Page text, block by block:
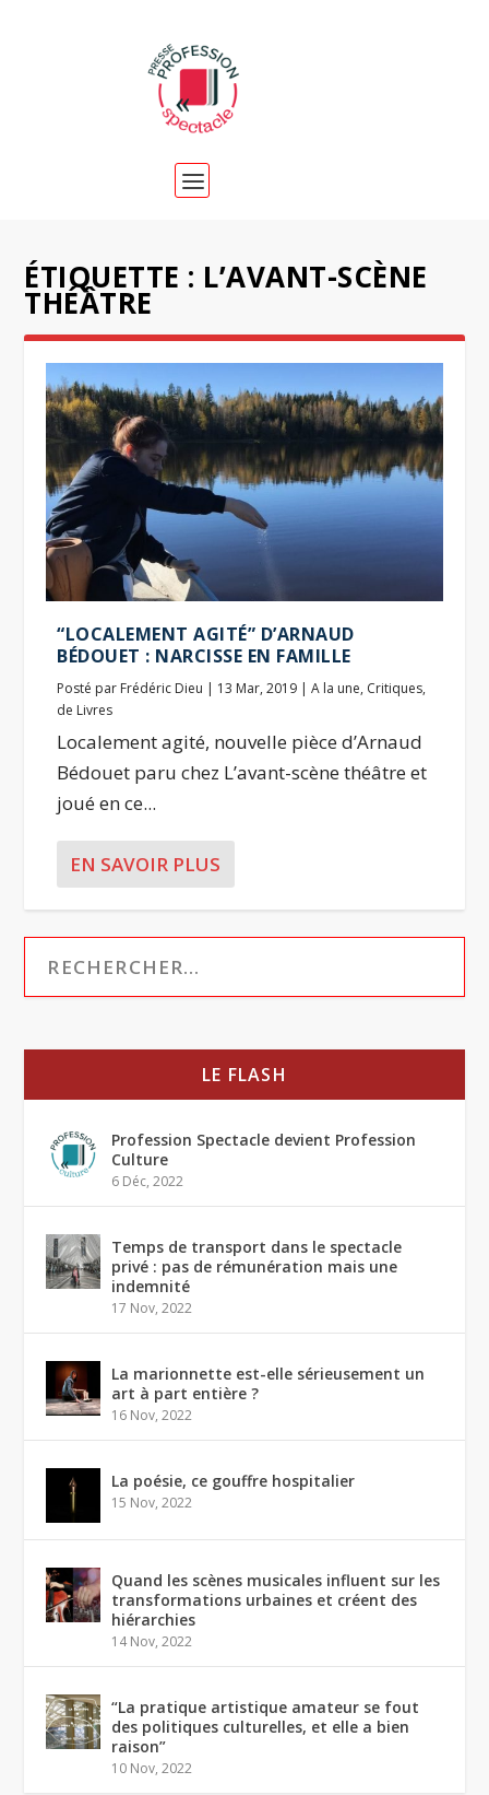
ÉTIQUETTE : L’AVANT-SCÈNE
THÉÂTRE
“LOCALEMENT AGITÉ” D’ARNAUD
BÉDOUET : NARCISSE EN FAMILLE
Posté par Frédéric Dieu | 13 Mar, 2019 |A la une, Critiques,
de Livres
Localement agité, nouvelle pièce d’Arnaud
Bédouet paru chez L’avant-scène théâtre et
joué en ce...
EN SAVOIR PLUS
LE FLASH
Profession Spectacle devient Profession
Culture
6 Déc, 2022
Temps de transport dans le spectacle
privé : pas de rémunération mais une
indemnité
17 Nov, 2022
La marionnette est-elle sérieusement un
art à part entière ?
16 Nov, 2022
La poésie, ce gouffre hospitalier
15 Nov, 2022
Quand les scènes musicales influent sur les
transformations urbaines et créent des
hiérarchies
14 Nov, 2022
“La pratique artistique amateur se fout
des politiques culturelles, et elle a bien
raison”
10 Nov, 2022